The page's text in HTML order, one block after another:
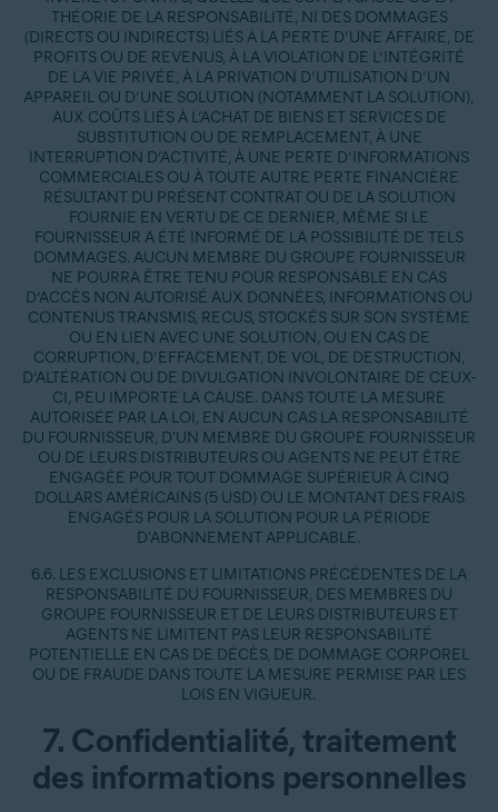
THÉORIE DE LA RESPONSABILITÉ, NI DES DOMMAGES
(DIRECTS OU INDIRECTS) LIÉS À LA PERTE D’UNE AFFAIRE, DE
PROFITS OU DE REVENUS, À LA VIOLATION DE L’INTÉGRITÉ
DE LA VIE PRIVÉE, À LA PRIVATION D’UTILISATION D’UN
APPAREIL OU D’UNE SOLUTION (NOTAMMENT LA SOLUTION),
AUX COÛTS LIÉS À L’ACHAT DE BIENS ET SERVICES DE
SUBSTITUTION OU DE REMPLACEMENT, À UNE
INTERRUPTION D’ACTIVITÉ, À UNE PERTE D’INFORMATIONS
COMMERCIALES OU À TOUTE AUTRE PERTE FINANCIÈRE
RÉSULTANT DU PRÉSENT CONTRAT OU DE LA SOLUTION
FOURNIE EN VERTU DE CE DERNIER, MÊME SI LE
FOURNISSEUR A ÉTÉ INFORMÉ DE LA POSSIBILITÉ DE TELS
DOMMAGES. AUCUN MEMBRE DU GROUPE FOURNISSEUR
NE POURRA ÊTRE TENU POUR RESPONSABLE EN CAS
D’ACCÈS NON AUTORISÉ AUX DONNÉES, INFORMATIONS OU
CONTENUS TRANSMIS, RECUS, STOCKÉS SUR SON SYSTÈME
OU EN LIEN AVEC UNE SOLUTION, OU EN CAS DE
CORRUPTION, D’EFFACEMENT, DE VOL, DE DESTRUCTION,
D’ALTÉRATION OU DE DIVULGATION INVOLONTAIRE DE CEUX-
CI, PEU IMPORTE LA CAUSE. DANS TOUTE LA MESURE
AUTORISÉE PAR LA LOI, EN AUCUN CAS LA RESPONSABILITÉ
DU FOURNISSEUR, D'UN MEMBRE DU GROUPE FOURNISSEUR
OU DE LEURS DISTRIBUTEURS OU AGENTS NE PEUT ÊTRE
ENGAGÉE POUR TOUT DOMMAGE SUPÉRIEUR À CINQ
DOLLARS AMÉRICAINS (5 USD) OU LE MONTANT DES FRAIS
ENGAGÉS POUR LA SOLUTION POUR LA PÉRIODE
D'ABONNEMENT APPLICABLE.
6.6. LES EXCLUSIONS ET LIMITATIONS PRÉCÉDENTES DE LA
RESPONSABILITÉ DU FOURNISSEUR, DES MEMBRES DU
GROUPE FOURNISSEUR ET DE LEURS DISTRIBUTEURS ET
AGENTS NE LIMITENT PAS LEUR RESPONSABILITÉ
POTENTIELLE EN CAS DE DÉCÈS, DE DOMMAGE CORPOREL
OU DE FRAUDE DANS TOUTE LA MESURE PERMISE PAR LES
LOIS EN VIGUEUR.
7. Confidentialité, traitement
des informations personnelles